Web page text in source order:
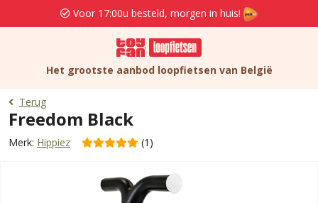
Voor 17:00u besteld, morgen in huis!
Het grootste aanbod loopfietsen van België
Terug
Freedom Black
Merk: Hippiez (1)